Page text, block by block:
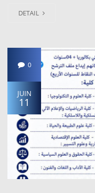
DETAIL
0
JUIN
11